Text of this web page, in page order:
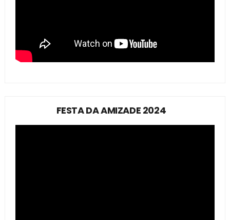
FESTA DA AMIZADE 2024